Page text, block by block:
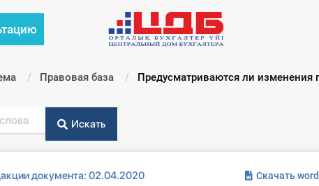
Правовая база Текущий:
Предусматриваются ли
Искать
документа: 02.04.2020 Скачать word